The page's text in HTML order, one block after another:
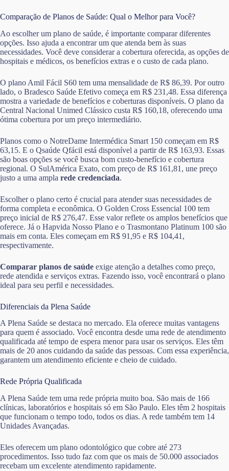
Comparação de Planos de Saúde: Qual o Melhor para Você?
Ao escolher um plano de saúde, é importante comparar diferentes
opções. Isso ajuda a encontrar um que atenda bem às suas
necessidades. Você deve considerar a cobertura oferecida, as opções de
hospitais e médicos, os benefícios extras e o custo de cada plano.
O plano Amil Fácil S60 tem uma mensalidade de R$ 86,39. Por outro
lado, o Bradesco Saúde Efetivo começa em R$ 231,48. Essa diferença
mostra a variedade de benefícios e coberturas disponíveis. O plano da
Central Nacional Unimed Clássico custa R$ 160,18, oferecendo uma
ótima cobertura por um preço intermediário.
Planos como o NotreDame Intermédica Smart 150 começam em R$
63,15. E o Qsaúde Qfácil está disponível a partir de R$ 163,93. Essas
são boas opções se você busca bom custo-benefício e cobertura
regional. O SulAmérica Exato, com preço de R$ 161,81, une preço
justo a uma ampla rede credenciada.
Escolher o plano certo é crucial para atender suas necessidades de
forma completa e econômica. O Golden Cross Essencial 100 tem
preço inicial de R$ 276,47. Esse valor reflete os amplos benefícios que
oferece. Já o Hapvida Nosso Plano e o Trasmontano Platinum 100 são
mais em conta. Eles começam em R$ 91,95 e R$ 104,41,
respectivamente.
Comparar planos de saúde exige atenção a detalhes como preço,
rede atendida e serviços extras. Fazendo isso, você encontrará o plano
ideal para seu perfil e necessidades.
Diferenciais da Plena Saúde
A Plena Saúde se destaca no mercado. Ela oferece muitas vantagens
para quem é associado. Você encontra desde uma rede de atendimento
qualificada até tempo de espera menor para usar os serviços. Eles têm
mais de 20 anos cuidando da saúde das pessoas. Com essa experiência,
garantem um atendimento eficiente e cheio de cuidado.
Rede Própria Qualificada
A Plena Saúde tem uma rede própria muito boa. São mais de 166
clínicas, laboratórios e hospitais só em São Paulo. Eles têm 2 hospitais
que funcionam o tempo todo, todos os dias. A rede também tem 14
Unidades Avançadas.
Eles oferecem um plano odontológico que cobre até 273
procedimentos. Isso tudo faz com que os mais de 50.000 associados
recebam um excelente atendimento rapidamente.